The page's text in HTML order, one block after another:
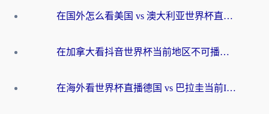
在国外怎么看美国 vs 澳大利亚世界杯直播？海外党必藏的中文解说观赛指南
在加拿大看抖音世界杯当前地区不可播放？海外党体育观赛终极指南
在海外看世界杯直播德国 vs 巴拉圭当前IP受限制？这篇指南帮你轻松解决地区限制